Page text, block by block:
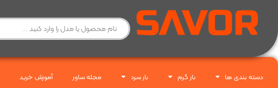
دسته بندی ها بار گرم بار سرد مجله ساور آموزش خرید